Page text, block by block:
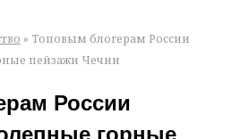
» Топовым блогерам России
пейзажи Чечни
России